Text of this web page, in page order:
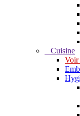
Cuisine
Voir